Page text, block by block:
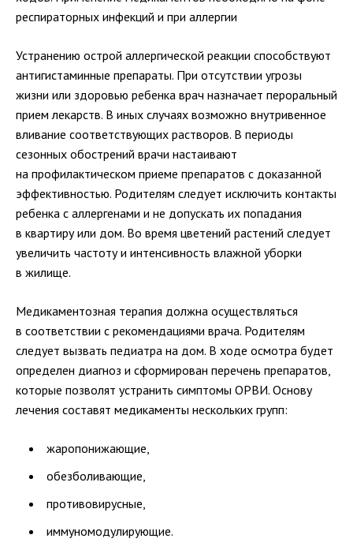
респираторных инфекций и при аллергии
Устранению острой аллергической реакции способствуют
антигистаминные препараты. При отсутствии угрозы
жизни или здоровью ребенка врач назначает пероральный
прием лекарств. В иных случаях возможно внутривенное
вливание соответствующих растворов. В периоды
сезонных обострений врачи настаивают
на профилактическом приеме препаратов с доказанной
эффективностью. Родителям следует исключить контакты
ребенка с аллергенами и не допускать их попадания
в квартиру или дом. Во время цветений растений следует
увеличить частоту и интенсивность влажной уборки
в жилище.
Медикаментозная терапия должна осуществляться
в соответствии с рекомендациями врача. Родителям
следует вызвать педиатра на дом. В ходе осмотра будет
определен диагноз и сформирован перечень препаратов,
которые позволят устранить симптомы ОРВИ. Основу
лечения составят медикаменты нескольких групп:
жаропонижающие,
обезболивающие,
противовирусные,
иммуномодулирующие.